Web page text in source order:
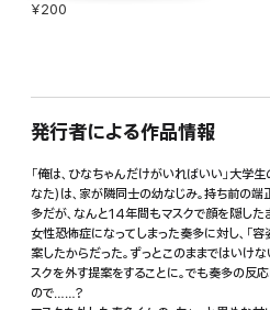
¥200
発行者による作品情報
「俺は、ひなちゃんだけがいればいい」大学
なた)は、家が隣同士の幼なじみ。持ち前の
多だが、なんと14年間もマスクで顔を隠した
女性恐怖症になってしまった奏多に対し、「
案したからだった。ずっとこのままではいけ
スクを外す提案をすることに。でも奏多の反
ので……?